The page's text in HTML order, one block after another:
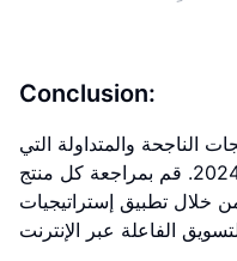
Conclusion:
الناجحة والمتداولة التي
يمكنك بدء تسويقها بنجاح في عام 2024. قم بمراجعة كل منتج
خلال تطبيق إستراتيجيات